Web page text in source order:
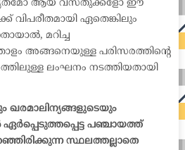
ആയ വസ്തുക്കളോ ഈ
വിപരീതമായി ഏതെങ്കിലും
മറിച്ച
അങ്ങനെയുള്ള പരിസരത്തിന്റെ
ലംഘനം നടത്തിയതായി
ഖരമാലിന്യങ്ങളുടെയും
പഞ്ചായത്ത്
സ്ഥലത്തല്ലാതെ